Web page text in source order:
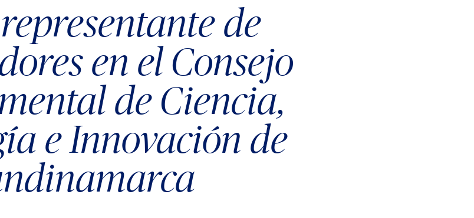
de
en el Consejo
de Ciencia,
e Innovación de